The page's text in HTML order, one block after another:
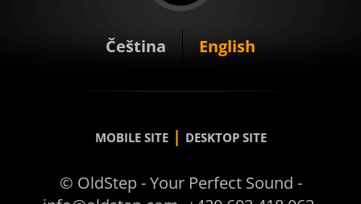
Čeština English
MOBILE SITE | DESKTOP SITE
© OldStep - Your Perfect Sound -